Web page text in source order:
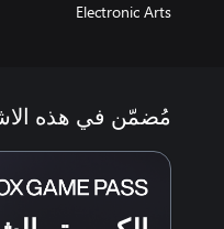
تشتمل هذه اللعبة على
تطبق الشروط والقيود. راجع www.ea.com/legal لمزيد من التفاصيل.
Electronic Arts
مُضمّن في هذه